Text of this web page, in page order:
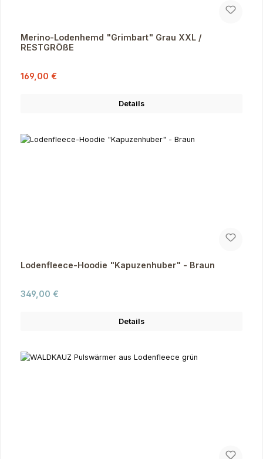
Merino-Lodenhemd "Grimbart" Grau XXL /
RESTGRÖßE
Verkaufspreis:
169,00 €
Details
Lodenfleece-Hoodie "Kapuzenhuber" - Braun
Regulärer Preis:
349,00 €
Details